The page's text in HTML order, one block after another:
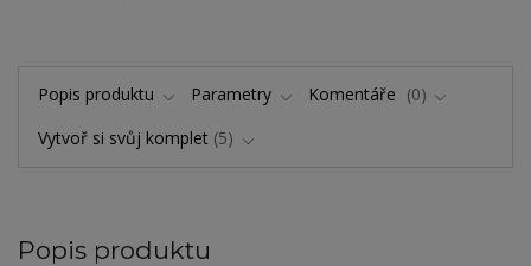
Popis produktu Parametry Komentáře
0
Vytvoř si svůj komplet 5
Popis produktu